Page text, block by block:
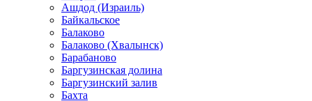
Ашдод (Израиль)
Байкальское
Балаково
Балаково (Хвалынск)
Барабаново
Баргузинская долина
Баргузинский залив
Бахта